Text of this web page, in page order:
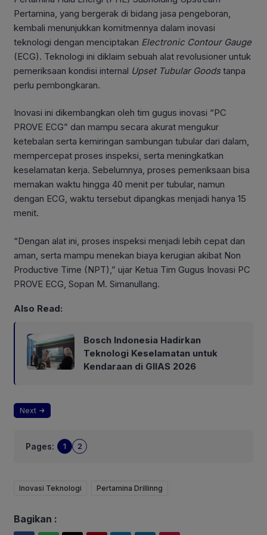
Pertamina, yang bergerak di bidang jasa pengeboran,
kembali menunjukkan komitmennya dalam inovasi
teknologi dengan menciptakan Electronic Contour Gauge
(ECG). Teknologi ini diklaim sebuah alat revolusioner untuk
pemeriksaan kondisi internal Upset Tubular Goodstanpa
perlu pembongkaran.
Inovasi ini dikembangkan oleh tim gugus inovasi “PC
PROVE ECG” dan mampu secara akurat mengukur
ketebalan serta kemiringan sambungan tubular dari dalam,
mempercepat proses inspeksi, serta meningkatkan
keselamatan kerja. Sebelumnya, proses pemeriksaan bisa
memakan waktu hingga 40 menit per tubular, namun
dengan ECG, waktu tersebut dipangkas menjadi hanya 15
menit.
“Dengan alat ini, proses inspeksi menjadi lebih cepat dan
aman, serta mampu menekan biaya kerugian akibat Non
Productive Time (NPT),” ujar Ketua Tim Gugus Inovasi PC
PROVE ECG, Sopan M. Simanullang.
Also Read:
Bosch Indonesia Hadirkan
Teknologi Keselamatan untuk
Kendaraan di GIIAS 2026
Next
Pages: 1 2
Inovasi Teknologi Pertamina Drillinng
Bagikan :